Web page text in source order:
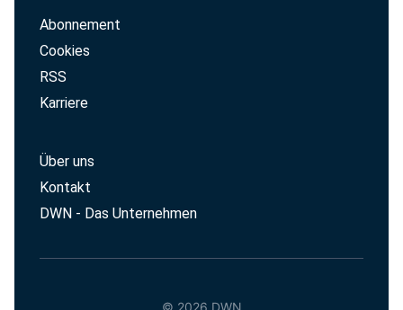
Abonnement
Cookies
RSS
Karriere
Über uns
Kontakt
DWN - Das Unternehmen
© 2026 DWN